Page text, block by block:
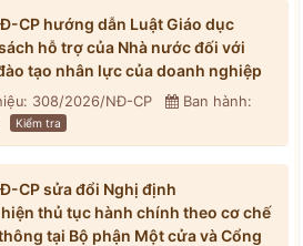
CP hướng dẫn Luật Giáo dục
hỗ trợ của Nhà nước đối với
tạo nhân lực của doanh nghiệp
308/2026/NĐ-CP
Ban hành:
Kiểm tra
CP sửa đổi Nghị định
thủ tục hành chính theo cơ chế
tại Bộ phận Một cửa và Cổng